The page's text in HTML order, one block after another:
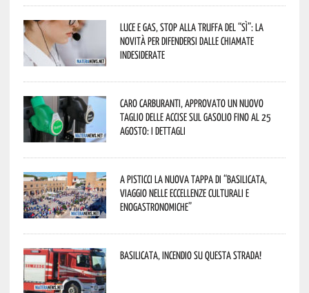
Luce e gas, stop alla truffa del “Sì”: la
novità per difendersi dalle chiamate
indesiderate
Caro carburanti, approvato un nuovo
taglio delle accise sul gasolio fino al 25
agosto: i dettagli
A Pisticci la nuova tappa di “Basilicata,
viaggio nelle eccellenze culturali e
enogastronomiche”
Basilicata, incendio su questa strada!